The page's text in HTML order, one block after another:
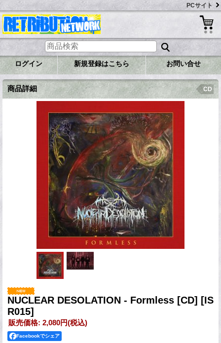
PCサイト
ログイン 新規登録はこちら お問い合せ
商品詳細 CD
NUCLEAR DESOLATION - Formless [CD] [IS
R015]
販売価格: 2,080円(税込)
Facebookでシェア